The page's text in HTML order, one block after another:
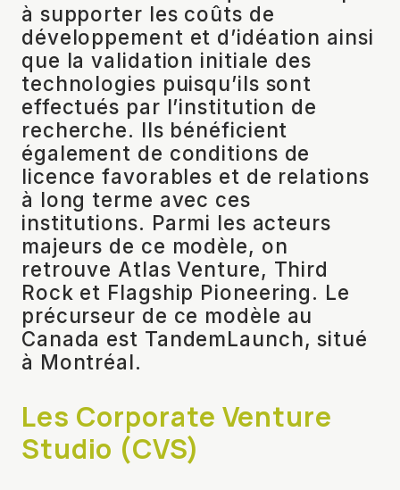
à supporter les coûts de
développement et d’idéation ainsi
que la validation initiale des
technologies puisqu’ils sont
effectués par l’institution de
recherche. Ils bénéficient
également de conditions de
licence favorables et de relations
à long terme avec ces
institutions. Parmi les acteurs
majeurs de ce modèle, on
retrouve Atlas Venture, Third
Rock et Flagship Pioneering. Le
précurseur de ce modèle au
Canada est TandemLaunch, situé
à Montréal.
Les Corporate Venture
Studio (CVS)